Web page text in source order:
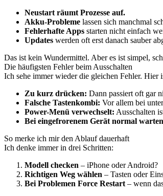
Neustart räumt Prozesse auf.
Akku-Probleme lassen sich manchmal
Fehlerhafte Apps starten nicht einfach
Updates werden oft erst danach sauber
Das ist kein Wundermittel. Aber es ist simpel,
Die häufigsten Fehler beim Ausschalten
Ich sehe immer wieder die gleichen Fehler. Hier
Zu kurz drücken: Dann passiert oft gar
Falsche Tastenkombi: Vor allem bei
Power-Menü verwechselt: Ausschalten
Bei eingefrorenem Gerät normal
So merke ich mir den Ablauf dauerhaft
Ich denke immer in drei Schritten:
Modell checken – iPhone oder Android?
Richtigen Weg wählen – Tasten oder
Bei Problemen Force Restart – wenn